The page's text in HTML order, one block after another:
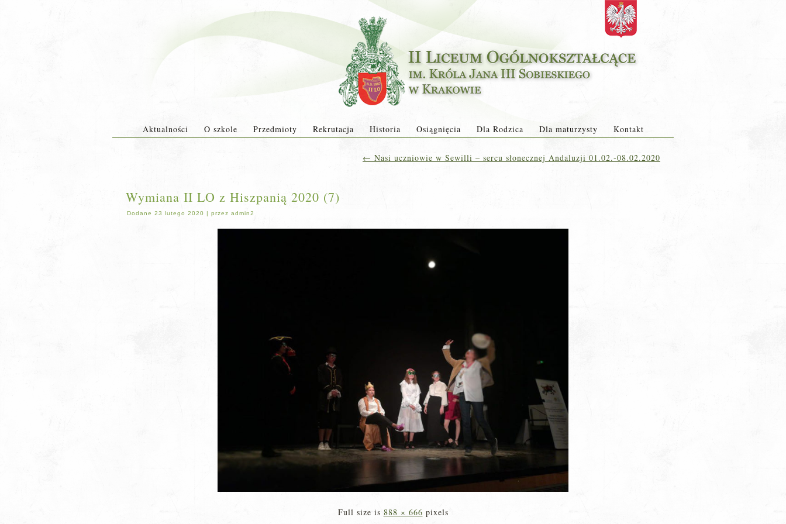
Aktualności O szkole Przedmioty Rekrutacja Historia Osiągnięcia Dla Rodzica Dla maturzysty Kontakt
← Nasi uczniowie w Sewilli – sercu słonecznej Andaluzji 01.02.-08.02.2020
Wymiana II LO z Hiszpanią 2020 (7)
Dodane 23 lutego 2020 | przez admin2
Full size is 888 × 666 pixels